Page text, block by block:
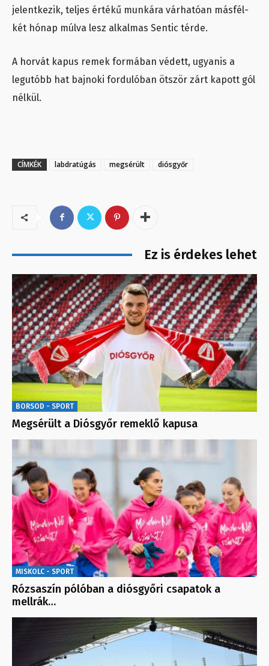
jelentkezik, teljes értékű munkára várhatóan másfél-
két hónap múlva lesz alkalmas Sentic térde.
A horvát kapus remek formában védett, ugyanis a
legutóbb hat bajnoki fordulóban ötször zárt kapott gól
nélkül.
CÍMKÉK labdratúgás megsérült diósgyőr
Ez is érdekes lehet
BORSOD - SPORT
Megsérült a Diósgyőr remeklő kapusa
MISKOLC - SPORT
Rózsaszín pólóban a diósgyőri csapatok a
mellrák…